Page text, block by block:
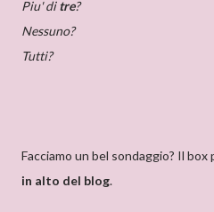
Piu' ditre?
Nessuno?
Tutti?
Facciamo un bel sondaggio? Il box
in alto del blog.